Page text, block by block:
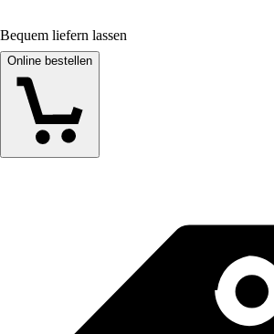
Bequem liefern lassen
Online bestellen